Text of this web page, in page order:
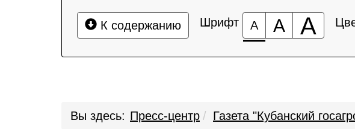
К содержанию Шрифт А А А
Вы здесь: Пресс-центр Газета "Кубанский